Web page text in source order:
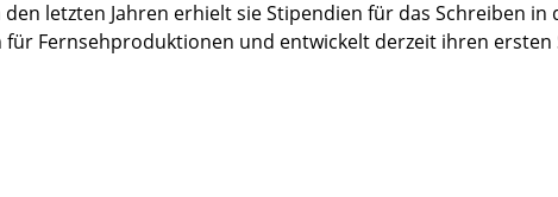
letzten Jahren erhielt sie Stipendien für das Schreiben
Fernsehproduktionen und entwickelt derzeit ihren ersten